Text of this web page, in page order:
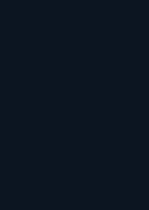
62 735-51-05 lub